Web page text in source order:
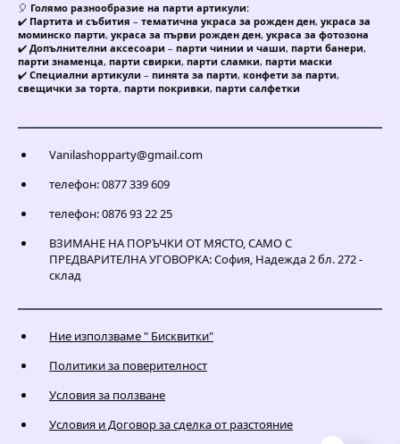
🎈 Голямо разнообразие на парти артикули:
✔️ Партита и събития – тематична украса за рожден ден, украса за
моминско парти, украса за първи рожден ден, украса за фотозона
✔️ Допълнителни аксесоари – парти чинии и чаши, парти банери,
парти знаменца, парти свирки, парти сламки, парти маски
✔️ Специални артикули – пинята за парти, конфети за парти,
свещички за торта, парти покривки, парти салфетки
Vanilashopparty@gmail.com
телефон: 0877 339 609
телефон: 0876 93 22 25
ВЗИМАНЕ НА ПОРЪЧКИ ОТ МЯСТО, САМО С
ПРЕДВАРИТЕЛНА УГОВОРКА: София, Надежда 2 бл. 272 -
склад
Ние използваме " Бисквитки"
Политики за поверителност
Условия за ползване
Условия и Договор за сделка от разстояние